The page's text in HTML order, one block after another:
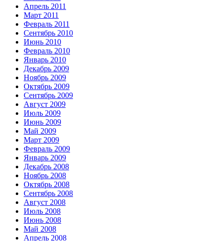
Апрель 2011
Март 2011
Февраль 2011
Сентябрь 2010
Июнь 2010
Февраль 2010
Январь 2010
Декабрь 2009
Ноябрь 2009
Октябрь 2009
Сентябрь 2009
Август 2009
Июль 2009
Июнь 2009
Май 2009
Март 2009
Февраль 2009
Январь 2009
Декабрь 2008
Ноябрь 2008
Октябрь 2008
Сентябрь 2008
Август 2008
Июль 2008
Июнь 2008
Май 2008
Апрель 2008